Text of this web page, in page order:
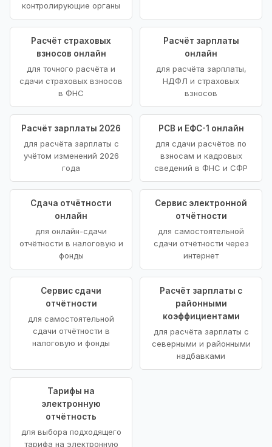
контролирующие органы
Расчёт страховых
взносов онлайн
для точного расчёта и
сдачи страховых взносов
в ФНС
Расчёт зарплаты
онлайн
для расчёта зарплаты,
НДФЛ и страховых
взносов
Расчёт зарплаты 2026
для расчёта зарплаты с
учётом изменений 2026
года
РСВ и ЕФС-1 онлайн
для сдачи расчётов по
взносам и кадровых
сведений в ФНС и СФР
Сдача отчётности
онлайн
для онлайн-сдачи
отчётности в налоговую и
фонды
Сервис электронной
отчётности
для самостоятельной
сдачи отчётности через
интернет
Сервис сдачи
отчётности
для самостоятельной
сдачи отчётности в
налоговую и фонды
Расчёт зарплаты с
районными
коэффициентами
для расчёта зарплаты с
северными и районными
надбавками
Тарифы на
электронную
отчётность
для выбора подходящего
тарифа на электронную